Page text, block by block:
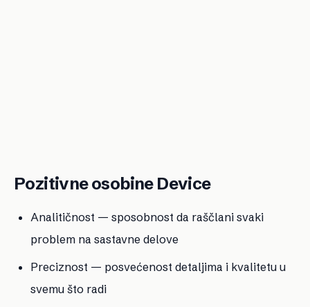
Pozitivne osobine Device
Analitičnost — sposobnost da raščlani svaki
problem na sastavne delove
Preciznost — posvećenost detaljima i kvalitetu u
svemu što radi